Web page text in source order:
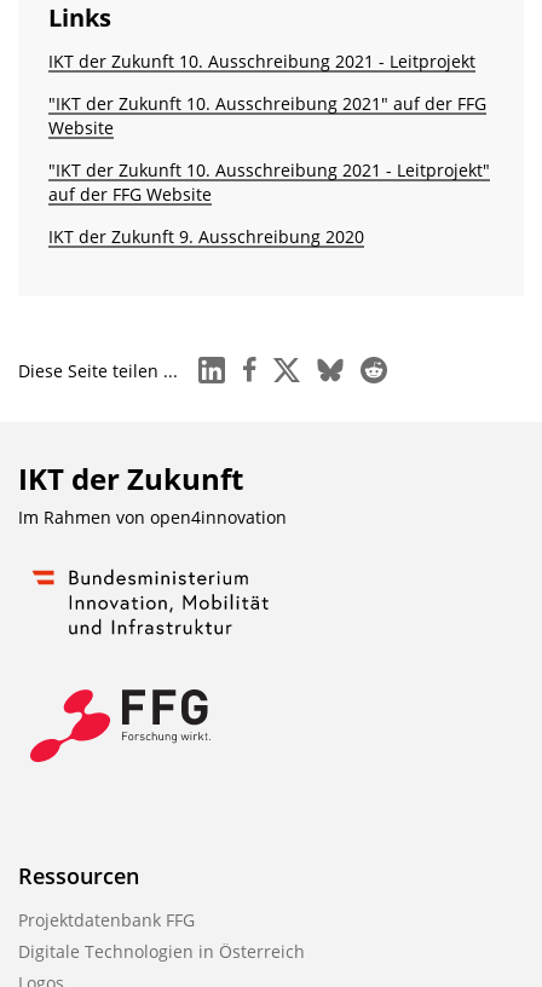
Links
IKT der Zukunft 10. Ausschreibung 2021 - Leitprojekt
"IKT der Zukunft 10. Ausschreibung 2021" auf der FFG
Website
"IKT der Zukunft 10. Ausschreibung 2021 - Leitprojekt"
auf der FFG Website
IKT der Zukunft 9. Ausschreibung 2020
Diese Seite teilen ... linkedinfacebook
x blueskyreddit
IKT der Zukunft
Im Rahmen von open4innovation
Ressourcen
Projektdatenbank FFG
Digitale Technologien in Österreich